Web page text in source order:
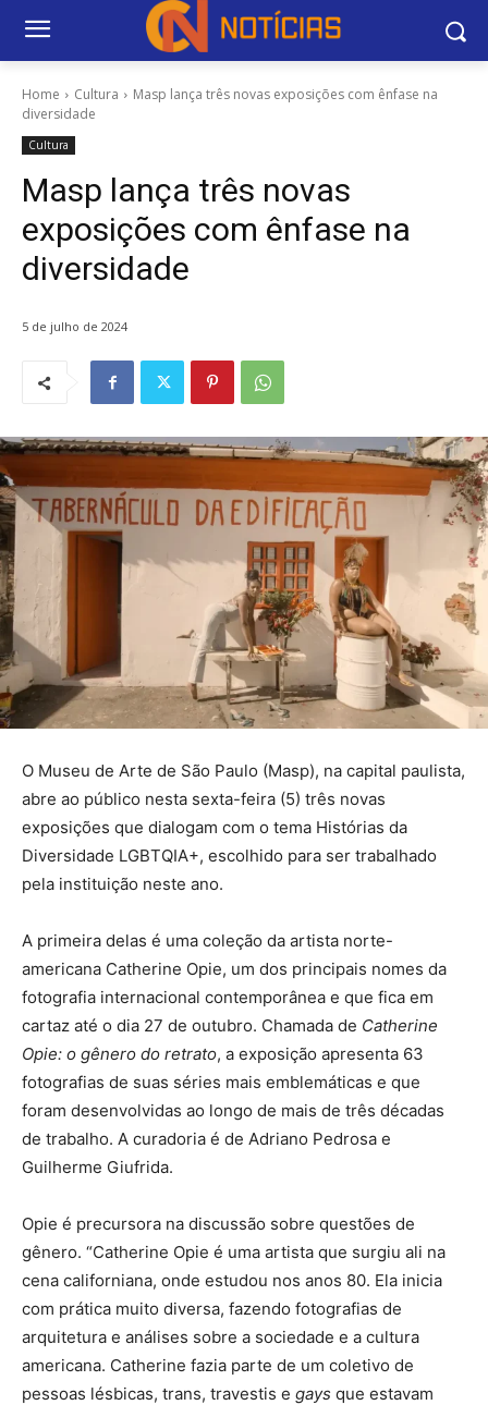
Home Cultura
Masp lança três novas exposições com ênfase na
diversidade
Cultura
Masp lança três novas
exposições com ênfase na
diversidade
5 de julho de 2024
O Museu de Arte de São Paulo (Masp), na capital paulista,
abre ao público nesta sexta-feira (5) três novas
exposições que dialogam com o tema Histórias da
Diversidade LGBTQIA+, escolhido para ser trabalhado
pela instituição neste ano.
A primeira delas é uma coleção da artista norte-
americana Catherine Opie, um dos principais nomes da
fotografia internacional contemporânea e que fica em
cartaz até o dia 27 de outubro. Chamada de Catherine
Opie: o gênero do retrato, a exposição apresenta 63
fotografias de suas séries mais emblemáticas e que
foram desenvolvidas ao longo de mais de três décadas
de trabalho. A curadoria é de Adriano Pedrosa e
Guilherme Giufrida.
Opie é precursora na discussão sobre questões de
gênero. “Catherine Opie é uma artista que surgiu ali na
cena californiana, onde estudou nos anos 80. Ela inicia
com prática muito diversa, fazendo fotografias de
arquitetura e análises sobre a sociedade e a cultura
americana. Catherine fazia parte de um coletivo de
pessoas lésbicas, trans, travestis e gays que estavam